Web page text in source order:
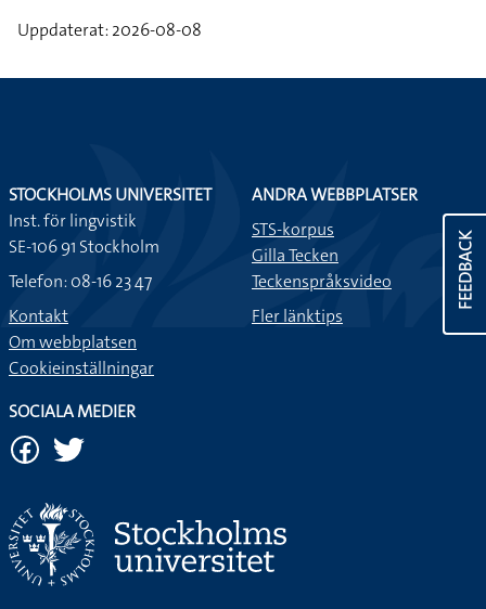
Uppdaterat: 2026-08-08
FEEDBACK
STOCKHOLMS UNIVERSITET
Inst. för lingvistik
SE-106 91 Stockholm
Telefon: 08-16 23 47
Kontakt
Om webbplatsen
Cookieinställningar
ANDRA WEBBPLATSER
STS-korpus
Gilla Tecken
Teckenspråksvideo
Fler länktips
SOCIALA MEDIER